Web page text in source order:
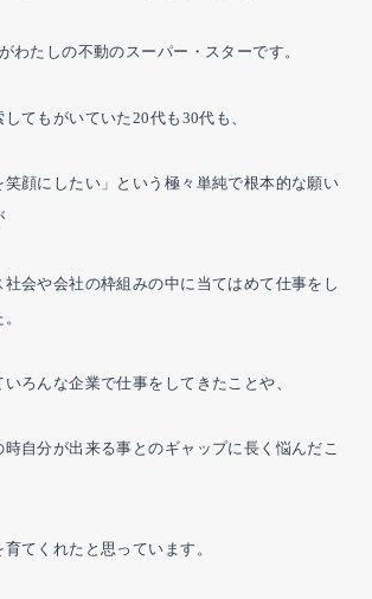
わたしの不動のスーパー・スターです。
てもがいていた20代も30代も、
顔にしたい」という極々単純で根本的な願い
会や会社の枠組みの中に当てはめて仕事をし
ろんな企業で仕事をしてきたことや、
自分が出来る事とのギャップに長く悩んだこ
てくれたと思っています。